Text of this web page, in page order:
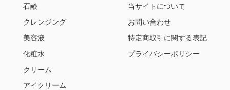
石鹸
クレンジング
美容液
化粧水
クリーム
アイクリーム
当サイトについて
お問い合わせ
特定商取引に関する表記
プライバシーポリシー